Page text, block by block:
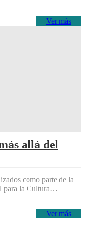
Ver más
allá del
como parte de la
para la Cultura…
Ver más